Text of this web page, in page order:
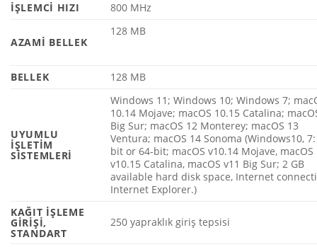
İŞLEMCI HIZI
800 MHz
AZAMI BELLEK
128 MB
BELLEK 128 MB
UYUMLU
İŞLETIM
SISTEMLERI
Windows 11; Windows 10; Windows 7;
10.14 Mojave; macOS 10.15 Catalina;
Big Sur; macOS 12 Monterey; macOS 13
Ventura; macOS 14 Sonoma(Windows10,
bit or 64-bit; macOS v10.14 Mojave, macOS
v10.15 Catalina, macOS v11 Big Sur; 2 GB
available hard disk space, Internet
Internet Explorer.)
KAĞIT IŞLEME
GIRIŞI,
STANDART
250 yapraklık giriş tepsisi